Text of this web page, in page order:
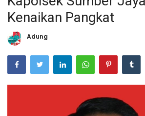
Contact
Banten
Yogyakarta
Banten
Kenaikan Pangkat
Adung